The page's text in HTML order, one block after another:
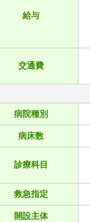
給与
交通費
病院種別
病床数
診療科目
救急指定
開設主体